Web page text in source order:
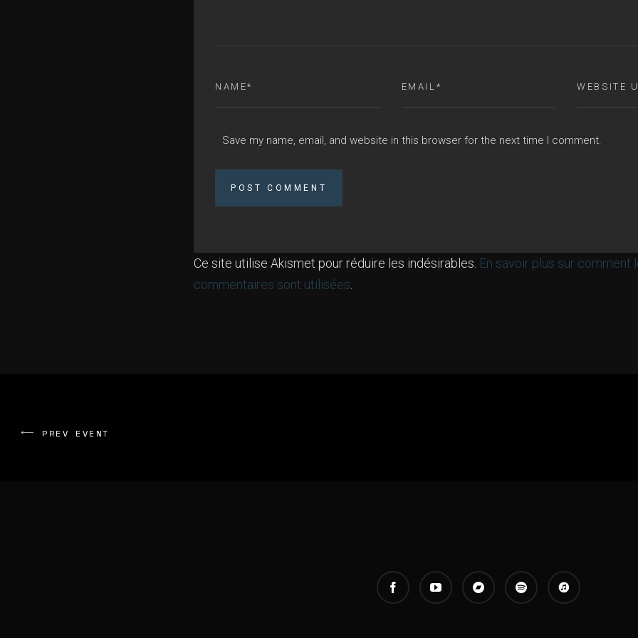
Save my name, email, and website in this browser for the next time I comment.
Ce site utilise Akismet pour réduire les indésirables. En savoir plus sur comment
commentaires sont utilisées
PREV EVENT